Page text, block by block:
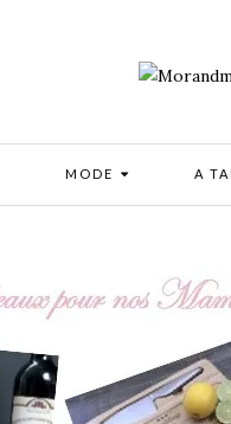
MODE A